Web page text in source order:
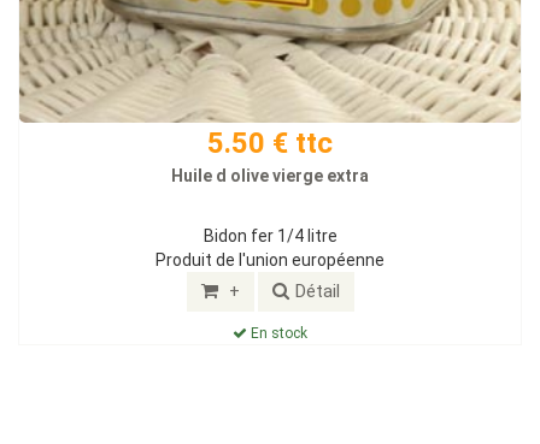
5.50 € ttc
Huile d olive vierge extra
Bidon fer 1/4 litre
Produit de l'union européenne
+ Détail
En stock